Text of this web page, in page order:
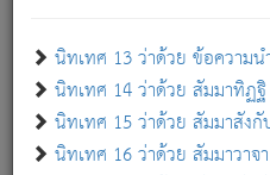
นิทเทศ 13 ว่าด้วย ข้อความน
นิทเทศ 14 ว่าด้วย สัมมาทิฏฐิ
นิทเทศ 15 ว่าด้วย สัมมาสัง
นิทเทศ 16 ว่าด้วย สัมมาวาจา
เกี่ยวกับธรรมโฆษณ์ออนไลน์
แม้ระบบ "ธรรมโฆษณ์ออนไลน์" พยา
ผู้ศึกษาก็พึงตรวจสอบกับตัวเล่มหนัง
ก่อนนำข้อมูลไปใช้ในการอ้างอิง"